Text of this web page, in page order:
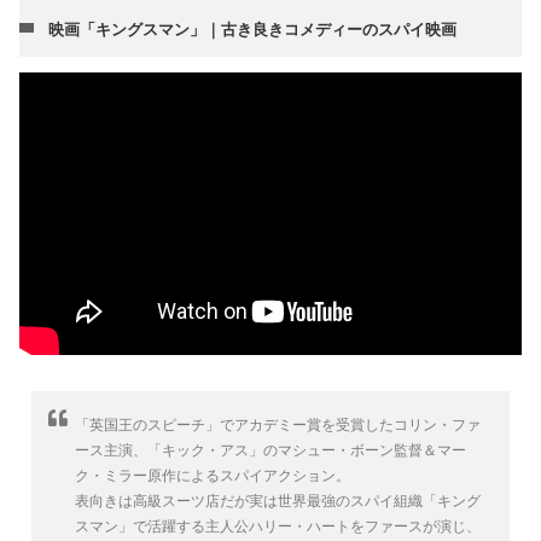
映画「キングスマン」｜古き良きコメディーのスパイ映画
「英国王のスピーチ」でアカデミー賞を受賞したコリン・ファ
ース主演、「キック・アス」のマシュー・ボーン監督＆マー
ク・ミラー原作によるスパイアクション。
表向きは高級スーツ店だが実は世界最強のスパイ組織「キング
スマン」で活躍する主人公ハリー・ハートをファースが演じ、